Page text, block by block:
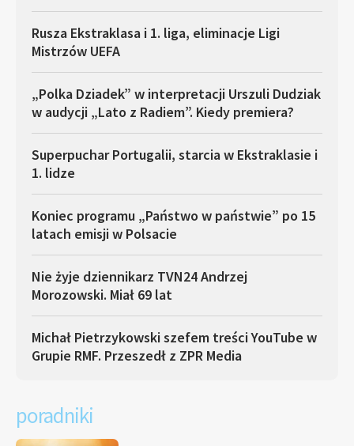
Rusza Ekstraklasa i 1. liga, eliminacje Ligi
Mistrzów UEFA
„Polka Dziadek” w interpretacji Urszuli Dudziak
w audycji „Lato z Radiem”. Kiedy premiera?
Superpuchar Portugalii, starcia w Ekstraklasie i
1. lidze
Koniec programu „Państwo w państwie” po 15
latach emisji w Polsacie
Nie żyje dziennikarz TVN24 Andrzej
Morozowski. Miał 69 lat
Michał Pietrzykowski szefem treści YouTube w
Grupie RMF. Przeszedł z ZPR Media
poradniki